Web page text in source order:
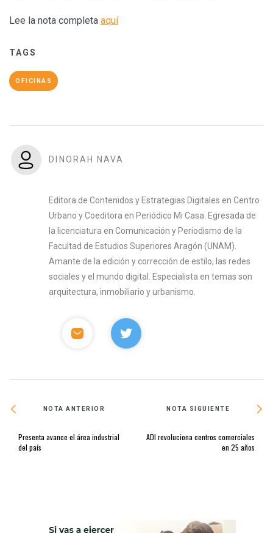
Lee la nota completa aquí
TAGS
OFICINAS
DINORAH NAVA
Editora de Contenidos y Estrategias Digitales en Centro
Urbano y Coeditora en Periódico Mi Casa. Egresada de
la licenciatura en Comunicación y Periodismo de la
Facultad de Estudios Superiores Aragón (UNAM).
Amante de la edición y corrección de estilo, las redes
sociales y el mundo digital. Especialista en temas son
arquitectura, inmobiliario y urbanismo.
NOTA ANTERIOR
Presenta avance el área industrial
del país
NOTA SIGUIENTE
ADI revoluciona centros comerciales
en 25 años